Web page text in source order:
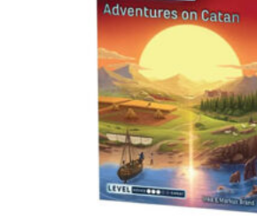
Dodaj u korpu